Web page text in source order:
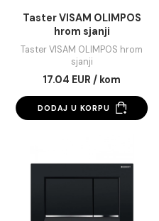
Taster VISAM
hrom sjanji
Taster VISAM OLIMPOS
sjanji